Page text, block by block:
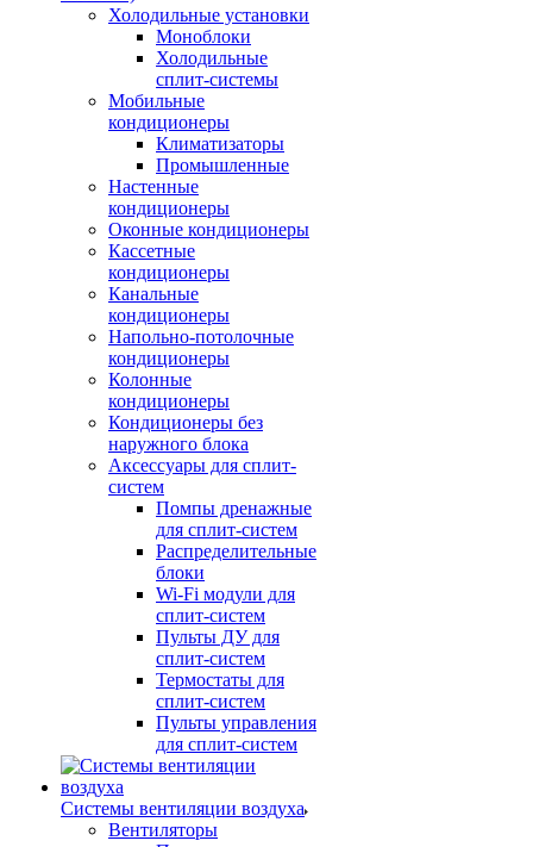
Холодильные установки
Моноблоки
Холодильные
сплит-системы
Мобильные
кондиционеры
Климатизаторы
Промышленные
Настенные
кондиционеры
Оконные кондиционеры
Кассетные
кондиционеры
Канальные
кондиционеры
Напольно-потолочные
кондиционеры
Колонные
кондиционеры
Кондиционеры без
наружного блока
Аксессуары для сплит-
систем
Помпы дренажные
для сплит-систем
Распределительные
блоки
Wi-Fi модули для
сплит-систем
Пульты ДУ для
сплит-систем
Термостаты для
сплит-систем
Пульты управления
для сплит-систем
Системы вентиляции воздуха
Вентиляторы